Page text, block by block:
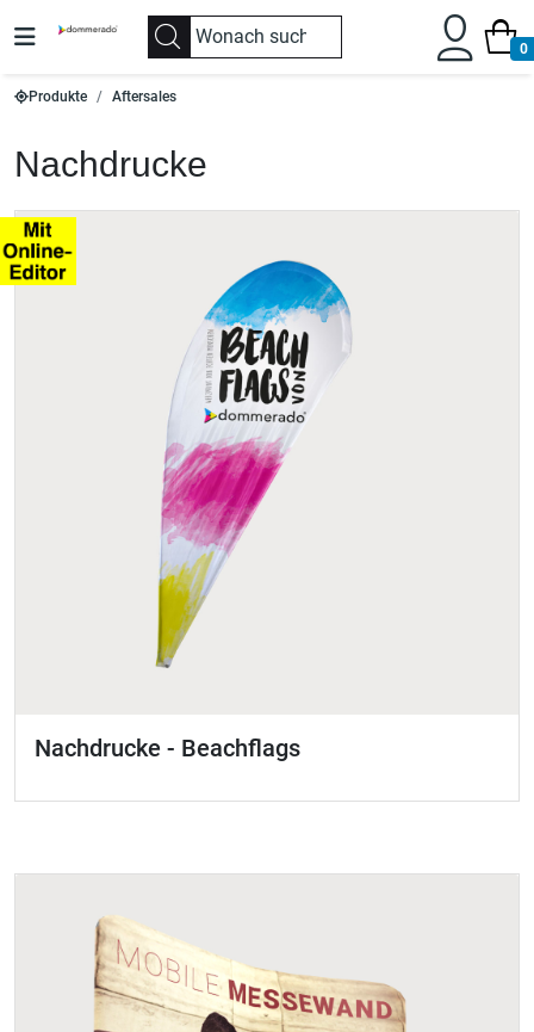
0
Produkte Aftersales
Nachdrucke
Nachdrucke - Beachflags